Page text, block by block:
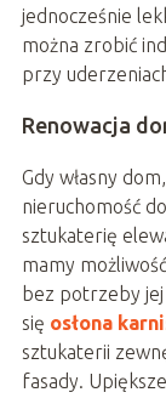
jednocześnie
można zrobić
przy
Renowacja
Gdy własny
nieruchomość
sztukaterię
mamy
bez potrzeby
się osłona
sztukaterii
fasady.